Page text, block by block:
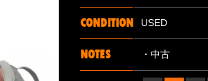
CONDITION USED
NOTES ・中古